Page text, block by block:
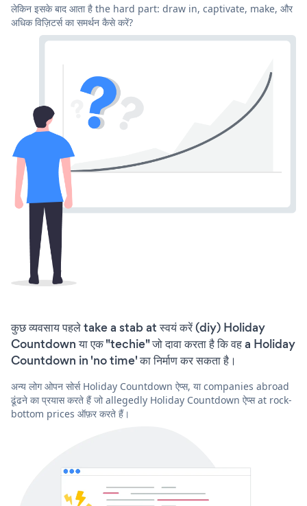
लेकिन इसके बाद आता है the hard part: draw in, captivate, make, और
अधिक विज़िटर्स का समर्थन कैसे करें?
कुछ व्यवसाय पहले take a stab at स्वयं करें (diy) Holiday
Countdown या एक "techie" जो दावा करता है कि वह a Holiday
Countdown in 'no time' का निर्माण कर सकता है।
अन्य लोग ओपन सोर्स Holiday Countdown ऐप्स, या companies abroad
ढूंढने का प्रयास करते हैं जो allegedly Holiday Countdown ऐप्स at rock-
bottom prices ऑफ़र करते हैं।